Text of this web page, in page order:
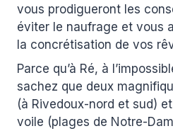
vous prodigueront les
éviter le naufrage et vous
la concrétisation de vos
Parce qu’à Ré, à
sachez que deux
(à Rivedoux-nord et sud)
voile (plages de Notre-